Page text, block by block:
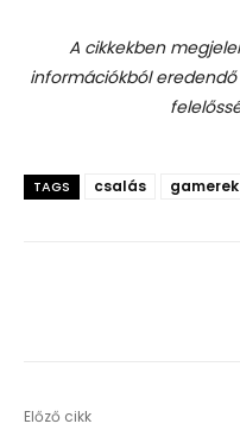
A cikkekben
információkból
TAGS csalás gamerek
Előző cikk